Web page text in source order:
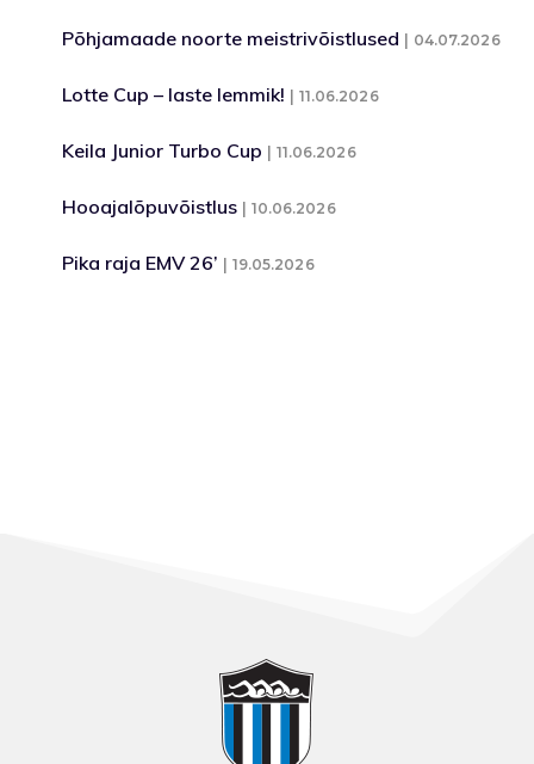
Põhjamaade noorte meistrivõistlused 04.07.2026
Lotte Cup – laste lemmik! 11.06.2026
Keila Junior Turbo Cup 11.06.2026
Hooajalõpuvõistlus 10.06.2026
Pika raja EMV 26’ 19.05.2026